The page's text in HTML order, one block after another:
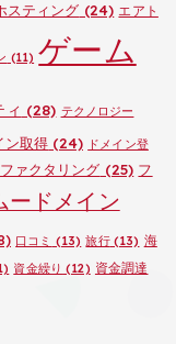
スティング (24) エアト
(11) ゲーム
ィ (28) テクノロジー
ン取得 (24) ドメイン登
ファクタリング (25) フ
ードメイン
口コミ (13) 旅行(13) 海
資金繰り (12) 資金調達